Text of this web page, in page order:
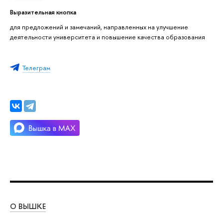
Выразительная кнопка
для предложений и замечаний, направленных на улучшение
деятельности университета и повышение качества образования
Телеграм
О ВЫШКЕ